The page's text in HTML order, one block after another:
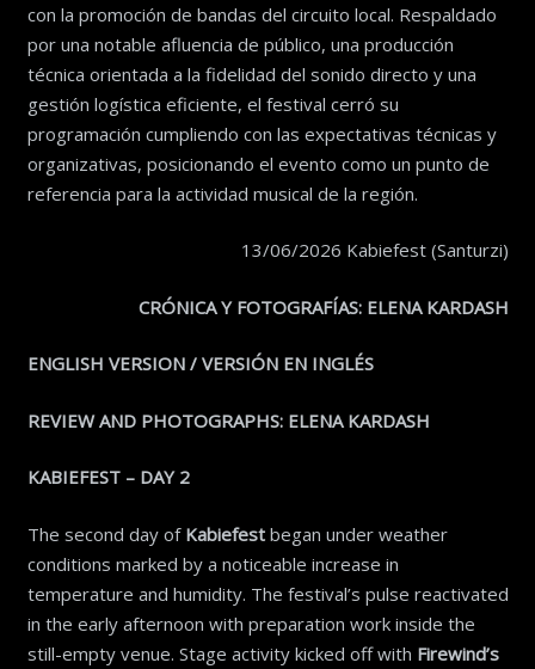
con la promoción de bandas del circuito local. Respaldado
por una notable afluencia de público, una producción
técnica orientada a la fidelidad del sonido directo y una
gestión logística eficiente, el festival cerró su
programación cumpliendo con las expectativas técnicas y
organizativas, posicionando el evento como un punto de
referencia para la actividad musical de la región.
13/06/2026 Kabiefest (Santurzi)
CRÓNICA Y FOTOGRAFÍAS: ELENA KARDASH
ENGLISH VERSION / VERSIÓN EN INGLÉS
REVIEW AND PHOTOGRAPHS: ELENA KARDASH
KABIEFEST – DAY 2
The second day of Kabiefestbegan under weather
conditions marked by a noticeable increase in
temperature and humidity. The festival’s pulse reactivated
in the early afternoon with preparation work inside the
still-empty venue. Stage activity kicked off with Firewind’s